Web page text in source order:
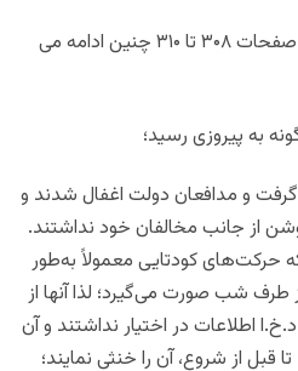
همچنان محترم عبدالوکیل در صفحات ۳۰۸ تا ۳۱۰ چنین ادامه می
به پیروزی رسید؛
و مدافعان دولت اغفال شدند و
از جانب مخالفان خود نداشتند.
حرکت‌های کودتایی معمولاً به‌طور
شب صورت می‌گیرد؛ لذا آنها از
اطلاعات در اختیار نداشتند و آن
قبل از شروع، آن را خنثی نمایند؛